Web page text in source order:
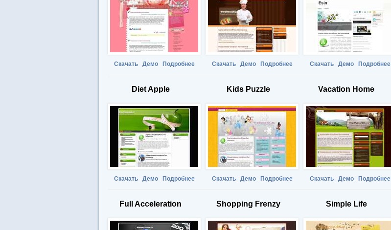
Скачать Демо Подробнее Скачать Демо Подробнее Скачать Демо Подробнее
Diet Apple
Скачать Демо Подробнее
Kids Puzzle
Скачать Демо Подробнее
Vacation Home
Скачать Демо Подробнее
Full Acceleration Shopping Frenzy Simple Life